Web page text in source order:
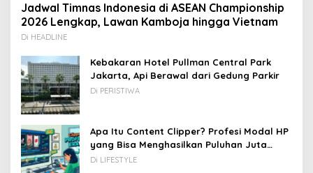
Jadwal Timnas Indonesia di ASEAN Championship
2026 Lengkap, Lawan Kamboja hingga Vietnam
Di HEADLINE
Kebakaran Hotel Pullman Central Park
Jakarta, Api Berawal dari Gedung Parkir
Di PERISTIWA
Apa Itu Content Clipper? Profesi Modal HP
yang Bisa Menghasilkan Puluhan Juta
Rupiah
Di LIFESTYLE